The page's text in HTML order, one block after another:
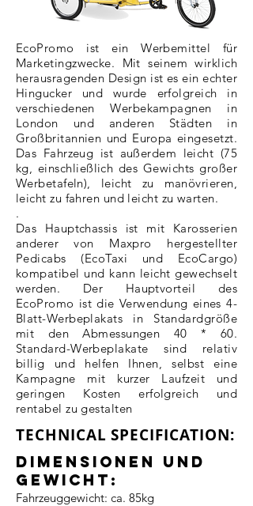
EcoPromo ist ein Werbemittel für
Marketingzwecke. Mit seinem wirklich
herausragenden Design ist es ein echter
Hingucker und wurde erfolgreich in
verschiedenen Werbekampagnen in
London und anderen Städten in
Großbritannien und Europa eingesetzt.
Das Fahrzeug ist außerdem leicht (75
kg, einschließlich des Gewichts großer
Werbetafeln), leicht zu manövrieren,
leicht zu fahren und leicht zu warten.
.
Das Hauptchassis ist mit Karosserien
anderer von Maxpro hergestellter
Pedicabs (EcoTaxi und EcoCargo)
kompatibel und kann leicht gewechselt
werden. Der Hauptvorteil des
EcoPromo ist die Verwendung eines 4-
Blatt-Werbeplakats in Standardgröße
mit den Abmessungen 40 * 60.
Standard-Werbeplakate sind relativ
billig und helfen Ihnen, selbst eine
Kampagne mit kurzer Laufzeit und
geringen Kosten erfolgreich und
rentabel zu gestalten
TECHNICAL SPECIFICATION:
Dimensionen und
Gewicht:
Fahrzeuggewicht: ca. 85kg